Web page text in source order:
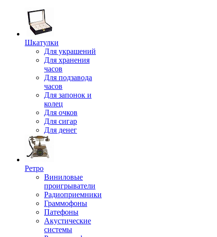
Шкатулки
Для украшений
Для хранения
часов
Для подзавода
часов
Для запонок и
колец
Для очков
Для сигар
Для денег
Ретро
Виниловые
проигрыватели
Радиоприемники
Граммофоны
Патефоны
Акустические
системы